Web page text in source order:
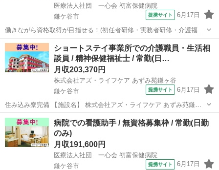
医療法人社団 一心会 初富保健病院
鎌ケ谷市
提携サイト 6月17日
働きながら資格取得が目指せる！(初任者研修・実務者研修・介護福祉
士)/住み込み寮完備/託児所完備でひとり親・シングルマザーにもおす
すめ 【施設名】 医療法人社団 一心会 初富保健病院 【勤務地】 千葉
県 鎌ケ谷市 【ア...
千葉 鎌ケ谷市 介護士
ショートステイ事業所での介護職員・生活相
談員 / 精神保健福祉士 / 常勤(日…
月収203,370円
株式会社アズ・ライフケア あずみ苑鎌ヶ谷
鎌ケ谷市
提携サイト 6月17日
住み込み寮完備 【施設名】 株式会社アズ・ライフケア あずみ苑鎌ヶ
谷 【勤務地】 千葉県 鎌ケ谷市 【アクセス】 鎌ケ谷駅から徒歩20分
鎌ケ谷駅/馬込沢駅/鎌ケ谷大仏駅 【雇用形態】常勤(日勤のみ) 【募集
職種】...
千葉 鎌ケ谷市 介護士
病院での看護助手 / 無資格募集枠 / 常勤(日勤
のみ)
月収191,600円
医療法人社団 一心会 初富保健病院
鎌ケ谷市
提携サイト 6月17日